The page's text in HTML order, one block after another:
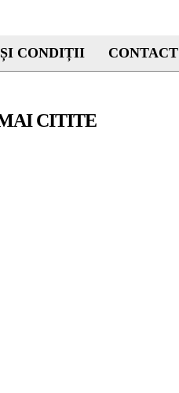
CONDIȚII CONTACT
CITITE